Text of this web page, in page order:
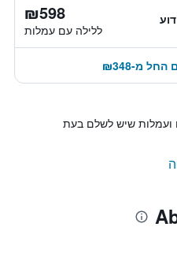
₪598
ללילה עם עמלות
ועמלות שיש לשלם בעת